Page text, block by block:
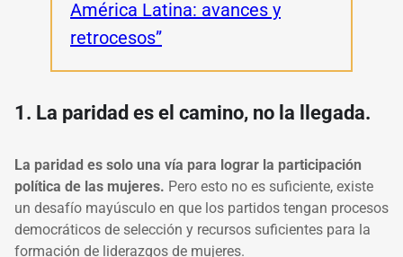
América Latina: avances y
retrocesos”
1. La paridad es el camino, no la llegada.
La paridad es solo una vía para lograr la participación
política de las mujeres. Pero esto no es suficiente, existe
un desafío mayúsculo en que los partidos tengan procesos
democráticos de selección y recursos suficientes para la
formación de liderazgos de mujeres.